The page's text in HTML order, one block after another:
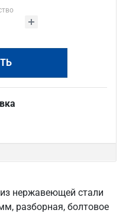
нержавеющей стали
разборная, болтовое